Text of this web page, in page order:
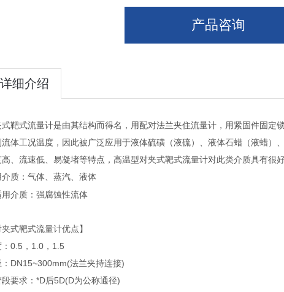
产品咨询
详细介绍
式靶式流量计是由其结构而得名，用配对法兰夹住流量计，用紧固件固定
流体工况温度，因此被广泛应用于液体硫磺（液硫）、液体石蜡（液蜡）
高、流速低、易凝堵等特点，高温型对夹式靶式流量计对此类介质具有很
介质：气体、蒸汽、液体
用介质：强腐蚀性流体
夹式靶式流量计优点】
：0.5，1.0，1.5
：DN15~300mm(法兰夹持连接)
要求：*D后5D(D为公称通径)